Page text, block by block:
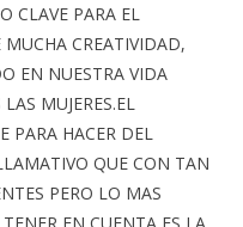
CLAVE PARA EL
MUCHA CREATIVIDAD,
EN NUESTRA VIDA
MUJERES.EL
PARA HACER DEL
QUE CON TAN
PERO LO MAS